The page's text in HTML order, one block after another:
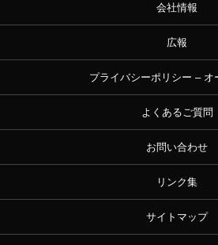
会社情報
広報
プライバシーポリシー – オ
よくあるご質問
お問い合わせ
リンク集
サイトマップ